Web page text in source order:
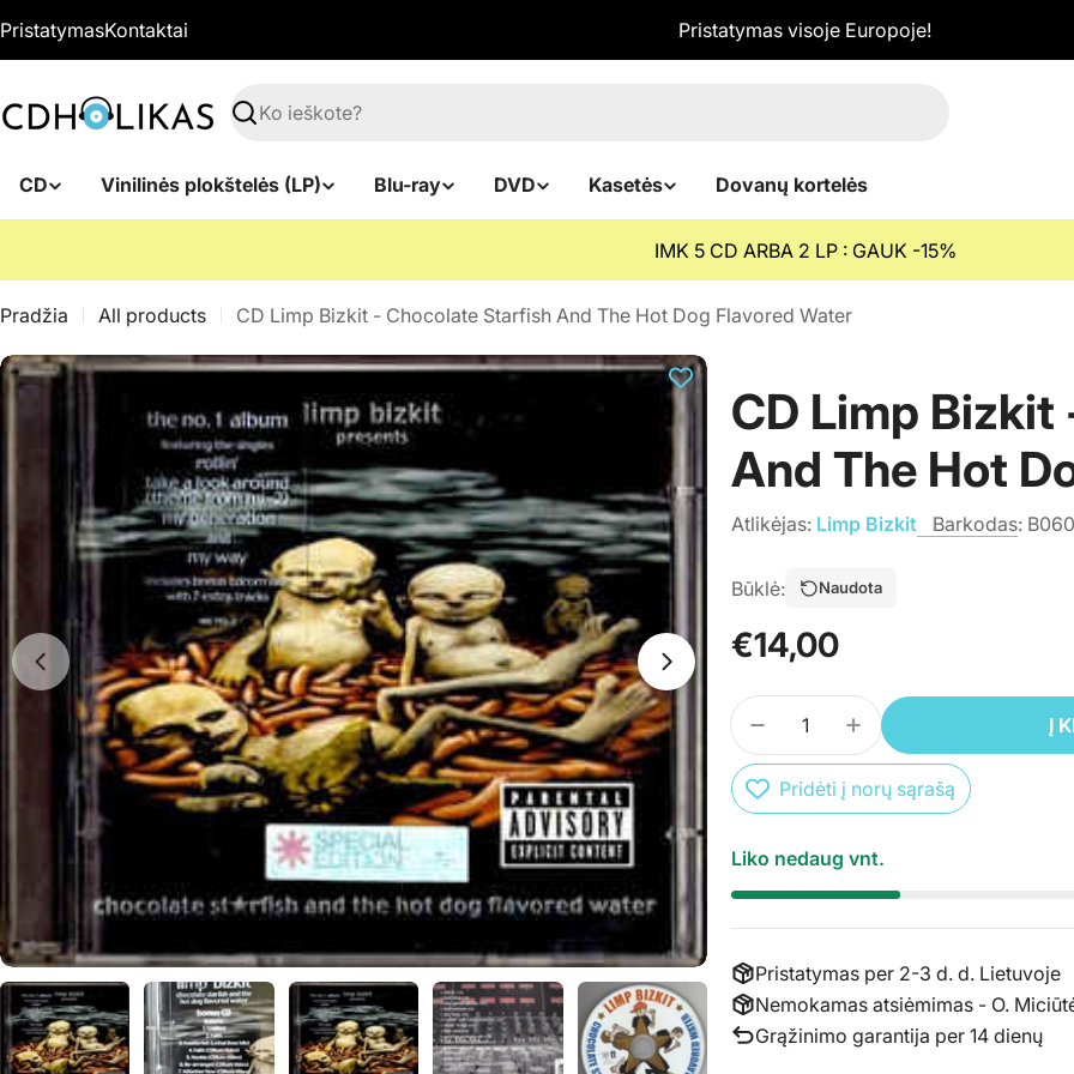
prie
PristatymasKontaktai Pristatymas visoje Europoje!
Paieška
CD Vinilinės plokštelės (LP) Blu-ray DVD Kasetės Dovanų kortelės
IMK 5 CD ARBA 2 LP : GAUK -15%
Pradžia All products CD Limp Bizkit - Chocolate Starfish And The Hot Dog Flavored Water
CD Limp
And The Hot
Atlikėjas: Limp Bizkit Barkodas:
Būklė: Naudota
Įprasta
kaina
€14,00
Kiekis
SUMAŽINTI PREKĖS CD
PADIDINTI PREKĖS
Į
Pridėti į norų sąrašą
Liko nedaug vnt.
Pristatymas per 2-3 d. d. Lietuvoje
Nemokamas atsiėmimas - O.
Grąžinimo garantija per 14 dienų